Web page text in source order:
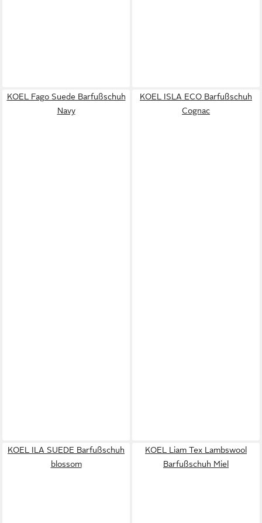
KOEL Fago Suede Barfußschuh
Navy
KOEL ISLA ECO Barfußschuh
Cognac
KOEL ILA SUEDE Barfußschuh
blossom
KOEL Liam Tex Lambswool
Barfußschuh Miel